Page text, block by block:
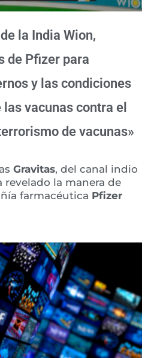
la India Wion,
de Pfizer para
y las condiciones
vacunas contra el
de vacunas»
Gravitas, del canal indio
revelado la manera de
farmacéutica Pfizer